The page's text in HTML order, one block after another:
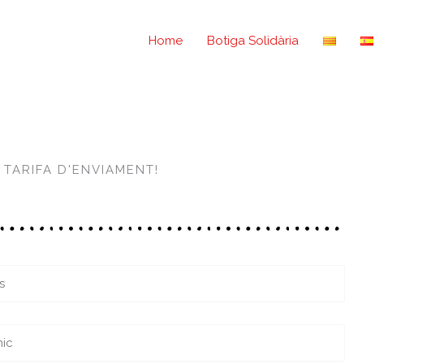
Home Botiga Solidària
D'ENVIAMENT!